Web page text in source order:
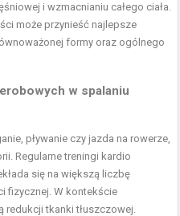
i wzmacnianiu całego ciała.
może przynieść najlepsze
formy oraz ogólnego
w spalaniu
pływanie czy jazda na rowerze,
Regularne treningi kardio
się na większą liczbę
fizycznej. W kontekście
redukcji tkanki tłuszczowej.